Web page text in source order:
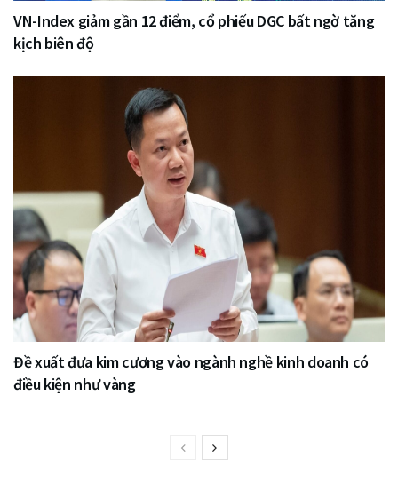
VN-Index giảm gần 12 điểm, cổ phiếu DGC bất ngờ tăng
kịch biên độ
Đề xuất đưa kim cương vào ngành nghề kinh doanh có
điều kiện như vàng